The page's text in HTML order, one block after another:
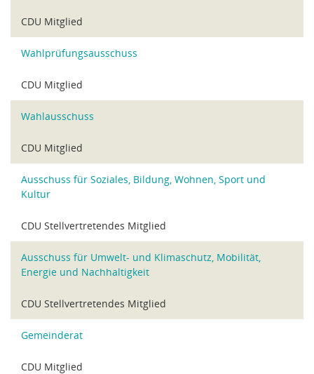
CDU Mitglied
Wahlprüfungsausschuss
CDU Mitglied
Wahlausschuss
CDU Mitglied
Ausschuss für Soziales, Bildung, Wohnen, Sport und
Kultur
CDU Stellvertretendes Mitglied
Ausschuss für Umwelt- und Klimaschutz, Mobilität,
Energie und Nachhaltigkeit
CDU Stellvertretendes Mitglied
Gemeinderat
CDU Mitglied